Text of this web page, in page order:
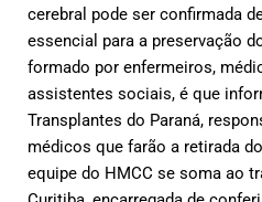
cerebral pode ser confirmada
essencial para a preservação
formado por enfermeiros,
assistentes sociais, é que
Transplantes do Paraná,
médicos que farão a retirada
equipe do HMCC se soma ao